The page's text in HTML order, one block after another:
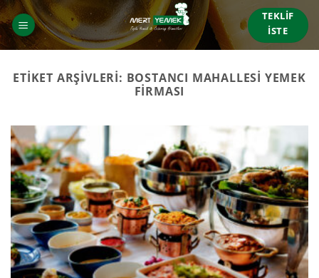
İçeriğe
atla
TEKLIF
İSTE
ETIKET ARŞIVLERI: BOSTANCI MAHALLESI YEMEK
FIRMASI